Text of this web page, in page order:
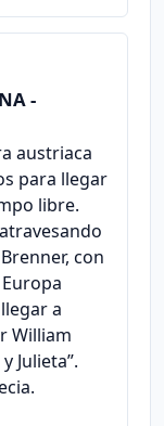
-
austriaca
para llegar
libre.
con
a
William
Julieta”.